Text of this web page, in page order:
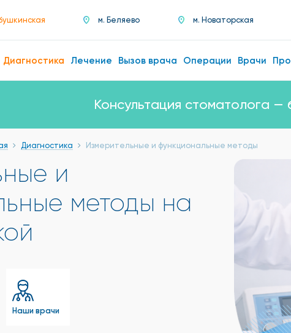
м. Беляево м. Новаторская
Диагностика Лечение Вызов врача Операции Врачи
консультации флеболога УЗИ вен
Диагностика Измерительные и функциональные методы
и
методы на
Наши врачи